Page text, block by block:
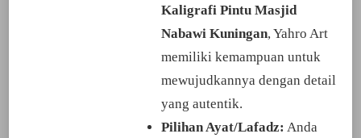
Kaligrafi Pintu Masjid
Nabawi Kuningan, Yahro Art
memiliki kemampuan untuk
mewujudkannya dengan detail
yang autentik.
Pilihan Ayat/Lafadz: Anda